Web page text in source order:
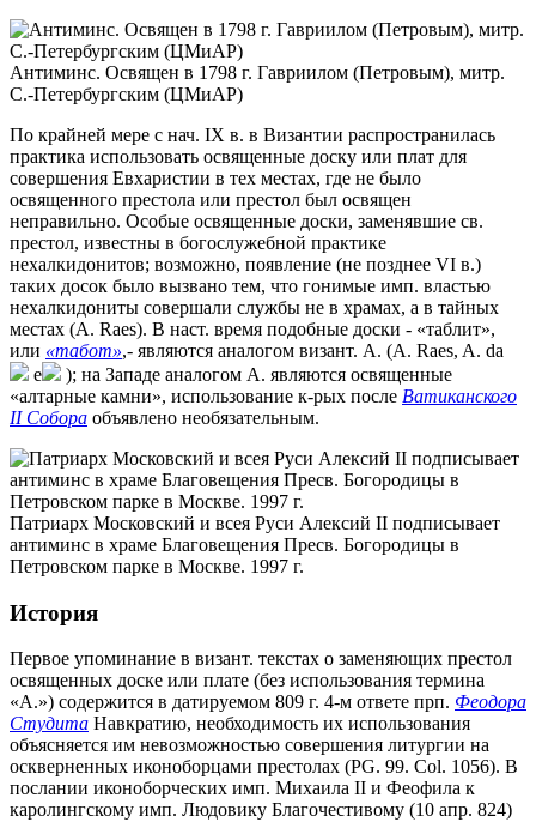
Антиминс. Освящен в 1798 г. Гавриилом (Петровым), митр.
С.-Петербургским (ЦМиАР)
По крайней мере с нач. IX в. в Византии распространилась
практика использовать освященные доску или плат для
совершения Евхаристии в тех местах, где не было
освященного престола или престол был освящен
неправильно. Особые освященные доски, заменявшие св.
престол, известны в богослужебной практике
нехалкидонитов; возможно, появление (не позднее VI в.)
таких досок было вызвано тем, что гонимые имп. властью
нехалкидониты совершали службы не в храмах, а в тайных
местах (А. Raes). В наст. время подобные доски - «таблит»,
или «табот»,- являются аналогом визант. А. (A. Raes, A. da
e
); на Западе аналогом А. являются освященные
«алтарные камни», использование к-рых после Ватиканского
II Собора объявлено необязательным.
Патриарх Московский и всея Руси Алексий II подписывает
антиминс в храме Благовещения Пресв. Богородицы в
Петровском парке в Москве. 1997 г.
История
Первое упоминание в визант. текстах о заменяющих престол
освященных доске или плате (без использования термина
«А.») содержится в датируемом 809 г. 4-м ответе прп. Феодора
Студита Навкратию, необходимость их использования
объясняется им невозможностью совершения литургии на
оскверненных иконоборцами престолах (PG. 99. Col. 1056). В
послании иконоборческих имп. Михаила II и Феофила к
каролингскому имп. Людовику Благочестивому (10 апр. 824)